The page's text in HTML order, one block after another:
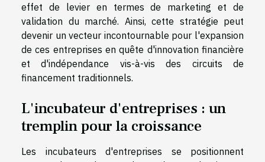
effet de levier en termes de marketing et de
validation du marché. Ainsi, cette stratégie peut
devenir un vecteur incontournable pour l'expansion
de ces entreprises en quête d'innovation financière
et d'indépendance vis-à-vis des circuits de
financement traditionnels.
L'incubateur d'entreprises : un
tremplin pour la croissance
Les incubateurs d'entreprises se positionnent